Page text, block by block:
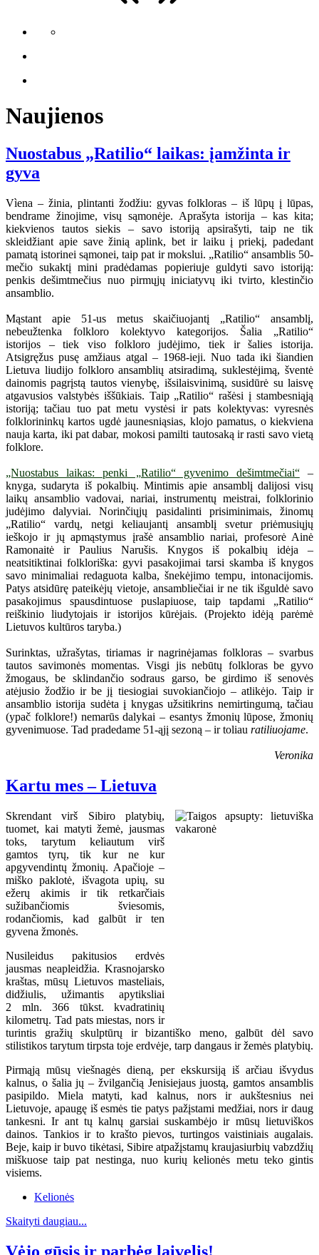
Naujienos
Nuostabus „Ratilio“ laikas: įamžinta ir
gyva
Vìena – žinia, plintanti žodžiu: gyvas folkloras – iš lūpų į lūpas,
bendrame žinojime, visų sąmonėje. Aprašyta istorija – kas kita;
kiekvienos tautos siekis – savo istoriją apsirašyti, taip ne tik
skleidžiant apie save žinią aplink, bet ir laiku į priekį, padedant
pamatą istorinei sąmonei, taip pat ir mokslui. „Ratilio“ ansamblis 50-
mečio sukaktį mini pradėdamas popieriuje guldyti savo istoriją:
penkis dešimtmečius nuo pirmųjų iniciatyvų iki tvirto, klestinčio
ansamblio.
Mąstant apie 51-us metus skaičiuojantį „Ratilio“ ansamblį,
nebeužtenka folkloro kolektyvo kategorijos. Šalia „Ratilio“
istorijos – tiek viso folkloro judėjimo, tiek ir šalies istorija.
Atsigręžus pusę amžiaus atgal – 1968-ieji. Nuo tada iki šiandien
Lietuva liudijo folkloro ansamblių atsiradimą, suklestėjimą, šventė
dainomis pagrįstą tautos vienybę, išsilaisvinimą, susidūrė su laisvę
atgavusios valstybės iššūkiais. Taip „Ratilio“ rašėsi į stambesniąją
istoriją; tačiau tuo pat metu vystėsi ir pats kolektyvas: vyresnės
folklorininkų kartos ugdė jaunesniąsias, klojo pamatus, o kiekviena
nauja karta, iki pat dabar, mokosi pamilti tautosaką ir rasti savo vietą
folklore.
„Nuostabus laikas: penki „Ratilio“ gyvenimo dešimtmečiai“–
knyga, sudaryta iš pokalbių. Mintimis apie ansamblį dalijosi visų
laikų ansamblio vadovai, nariai, instrumentų meistrai, folklorinio
judėjimo dalyviai. Norinčiųjų pasidalinti prisiminimais, žinomų
„Ratilio“ vardų, netgi keliaujantį ansamblį svetur priėmusiųjų
ieškojo ir jų apmąstymus įrašė ansamblio nariai, profesorė Ainė
Ramonaitė ir Paulius Narušis. Knygos iš pokalbių idėja –
neatsitiktinai folkloriška: gyvi pasakojimai tarsi skamba iš knygos
savo minimaliai redaguota kalba, šnekėjimo tempu, intonacijomis.
Patys atsidūrę pateikėjų vietoje, ansambliečiai ir ne tik išguldė savo
pasakojimus spausdintuose puslapiuose, taip tapdami „Ratilio“
reiškinio liudytojais ir istorijos kūrėjais. (Projekto idėją parėmė
Lietuvos kultūros taryba.)
Surinktas, užrašytas, tiriamas ir nagrinėjamas folkloras – svarbus
tautos savimonės momentas. Visgi jis nebūtų folkloras be gyvo
žmogaus, be sklindančio sodraus garso, be girdimo iš senovės
atėjusio žodžio ir be jį tiesiogiai suvokiančiojo – atlikėjo. Taip ir
ansamblio istorija sudėta į knygas užsitikrins nemirtingumą, tačiau
(ypač folklore!) nemarūs dalykai – esantys žmonių lūpose, žmonių
gyvenimuose. Tad pradedame 51-ąjį sezoną – ir toliau ratiliuojame.
Veronika
Kartu mes – Lietuva
Skrendant virš Sibiro platybių,
tuomet, kai matyti žemė, jausmas
toks, tarytum keliautum virš
gamtos tyrų, tik kur ne kur
apgyvendintų žmonių. Apačioje –
miško paklotė, išvagota upių, su
ežerų akimis ir tik retkarčiais
sužibančiomis šviesomis,
rodančiomis, kad galbūt ir ten
gyvena žmonės.
Nusileidus pakitusios erdvės
jausmas neapleidžia. Krasnojarsko
kraštas, mūsų Lietuvos masteliais,
didžiulis, užimantis apytiksliai
2 mln. 366 tūkst. kvadratinių
kilometrų. Tad pats miestas, nors ir
turintis gražių skulptūrų ir bizantiško meno, galbūt dėl savo
stilistikos tarytum tirpsta toje erdvėje, tarp dangaus ir žemės platybių.
Pirmąją mūsų viešnagės dieną, per ekskursiją iš arčiau išvydus
kalnus, o šalia jų – žvilgančią Jenisiejaus juostą, gamtos ansamblis
pasipildo. Miela matyti, kad kalnus, nors ir aukštesnius nei
Lietuvoje, apaugę iš esmės tie patys pažįstami medžiai, nors ir daug
tankesni. Ir ant tų kalnų garsiai suskambėjo ir mūsų lietuviškos
dainos. Tankios ir to krašto pievos, turtingos vaistiniais augalais.
Beje, kaip ir buvo tikėtasi, Sibire atpažįstamų kraujasiurbių vabzdžių
miškuose taip pat nestinga, nuo kurių kelionės metu teko gintis
visiems.
Kelionės
Skaityti daugiau...